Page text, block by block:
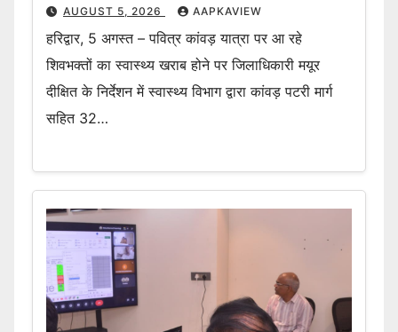
AUGUST 5, 2026 AAPKAVIEW
हरिद्वार, 5 अगस्त – पवित्र कांवड़ यात्रा पर आ रहे
शिवभक्तों का स्वास्थ्य खराब होने पर जिलाधिकारी मयूर
दीक्षित के निर्देशन में स्वास्थ्य विभाग द्वारा कांवड़ पटरी मार्ग
सहित 32…